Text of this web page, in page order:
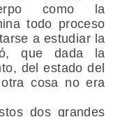
como la
todo proceso
a estudiar la
que dada la
del estado del
cosa no era
dos grandes